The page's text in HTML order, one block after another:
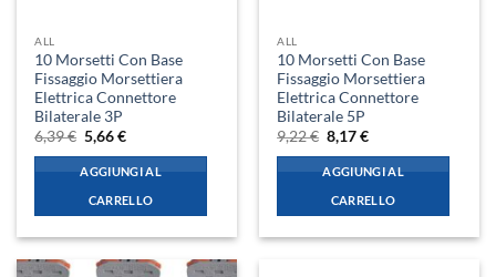
ALL
10 Morsetti Con Base
Fissaggio Morsettiera
Elettrica Connettore
Bilaterale 3P
6,39€ Il
prezzo
originale
era:
6,39 €.
5,66€Il
attuale
è:
5,66 €.
AGGIUNGI AL
CARRELLO
ALL
10 Morsetti Con Base
Fissaggio Morsettiera
Elettrica Connettore
Bilaterale 5P
9,22€ Il
prezzo
originale
era:
9,22 €.
8,17€Il
attuale
è:
8,17 €.
AGGIUNGI AL
CARRELLO